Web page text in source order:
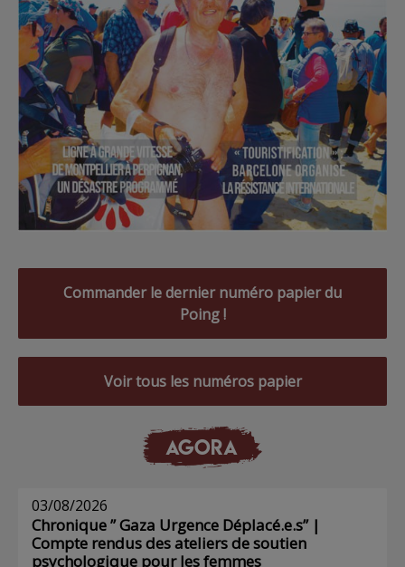
Commander le dernier numéro papier du
Poing !
Voir tous les numéros papier
AGORA
03/08/2026
Chronique ” Gaza Urgence Déplacé.e.s” |
Compte rendus des ateliers de soutien
psychologique pour les femmes